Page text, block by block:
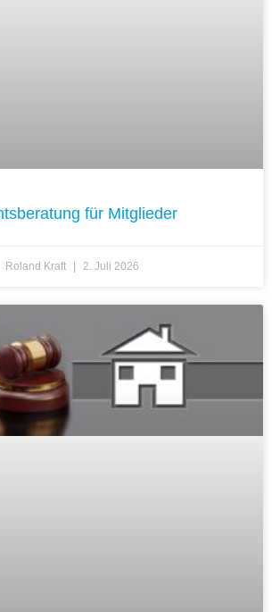
für Mitglieder
Roland Kraft 2. Juli 2026